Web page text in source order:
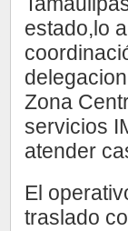
estado,lo
Zona
servicios
atender
El
traslado